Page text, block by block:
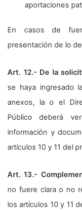
aportaciones
En casos de
presentación de lo
Art. 12.- De la
se haya ingresado
anexos, la o el
Público deberá
información y
artículos 10 y 11 del
Art. 13.-
no fuere clara o no
los artículos 10 y 11